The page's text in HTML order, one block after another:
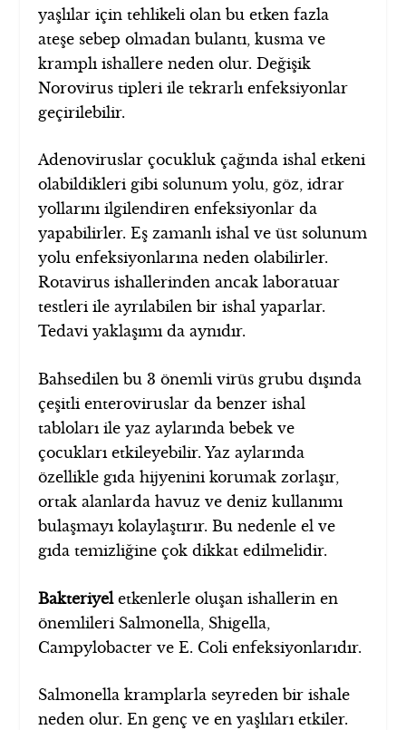
yaşlılar için tehlikeli olan bu etken fazla
ateşe sebep olmadan bulantı, kusma ve
kramplı ishallere neden olur. Değişik
Norovirus tipleri ile tekrarlı enfeksiyonlar
geçirilebilir.
Adenoviruslar çocukluk çağında ishal etkeni
olabildikleri gibi solunum yolu, göz, idrar
yollarını ilgilendiren enfeksiyonlar da
yapabilirler. Eş zamanlı ishal ve üst solunum
yolu enfeksiyonlarına neden olabilirler.
Rotavirus ishallerinden ancak laboratuar
testleri ile ayrılabilen bir ishal yaparlar.
Tedavi yaklaşımı da aynıdır.
Bahsedilen bu 3 önemli virüs grubu dışında
çeşitli enteroviruslar da benzer ishal
tabloları ile yaz aylarında bebek ve
çocukları etkileyebilir. Yaz aylarında
özellikle gıda hijyenini korumak zorlaşır,
ortak alanlarda havuz ve deniz kullanımı
bulaşmayı kolaylaştırır. Bu nedenle el ve
gıda temizliğine çok dikkat edilmelidir.
Bakteriyeletkenlerle oluşan ishallerin en
önemlileri Salmonella, Shigella,
Campylobacter ve E. Coli enfeksiyonlarıdır.
Salmonella kramplarla seyreden bir ishale
neden olur. En genç ve en yaşlıları etkiler.